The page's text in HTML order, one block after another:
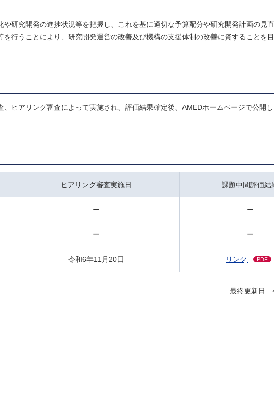
研究開発の進捗状況等を把握し、これを基に適切な予算配分や研究開発計画の見
行うことにより、研究開発運営の改善及び機構の支援体制の改善に資することを目
ヒアリング審査によって実施され、評価結果確定後、AMEDホームページで公開し
ヒアリング審査実施日 課題中間評価結
ー ー
ー ー
令和6年11月20日 リンク PDF
最終更新日